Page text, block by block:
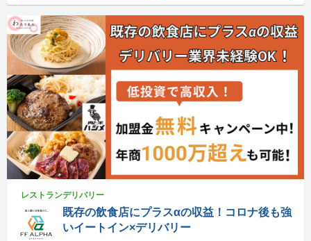
レストランデリバリー
既存の飲食店にプラスαの収益！コロナ後も強
いイートイン×デリバリー